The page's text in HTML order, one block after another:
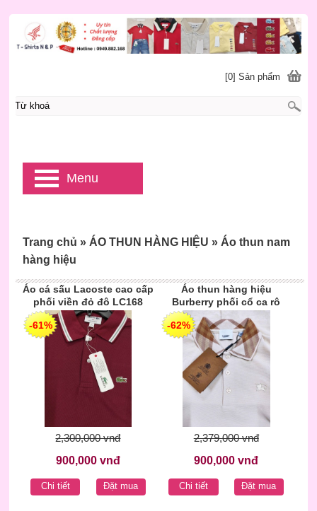
Áo cá sấu Lacoste cao cấp
phối viền đỏ đô LC168
-61%
2,300,000 vnđ
900,000 vnđ
Chi tiết Đặt mua
Áo thun hàng hiệu
Burberry phối cổ ca rô
-62%
2,379,000 vnđ
900,000 vnđ
Chi tiết Đặt mua
Trang chủ » ÁO THUN HÀNG HIỆU » Áo thun nam
hàng hiệu
[0] Sản phẩm
Menu